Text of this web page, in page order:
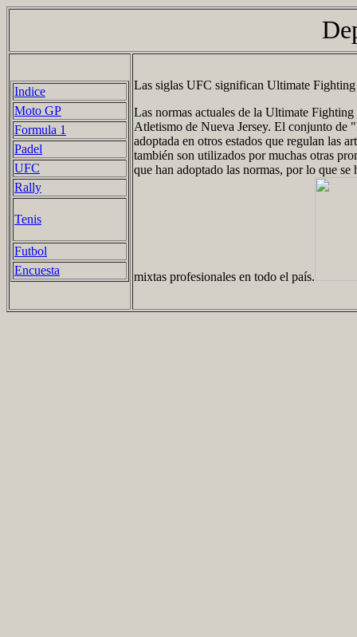
Indice
Moto GP
Formula 1
Padel
UFC
Rally
Tenis
Futbol
Encuesta
Las siglas UFC significan Ultimate
Las normas actuales de la Ultimate
Atletismo de Nueva Jersey. El conjunto de
adoptada en otros estados que regulan las
también son utilizados por muchas otras
que han adoptado las normas, por lo que
mixtas profesionales en todo el país.